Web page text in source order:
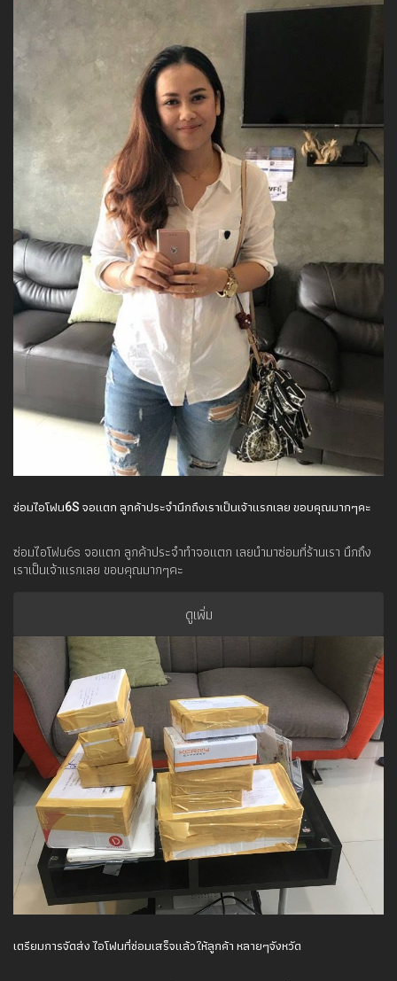
ซ่อมไอโฟน6S จอแตก ลูกค้าประจำนึกถึงเราเป็นเจ้าแรกเลย ขอบคุณมากๆคะ
ซ่อมไอโฟน6s จอแตก ลูกค้าประจำทำจอแตก เลยนำมาซ่อมที่ร้านเรา นึกถึง
เราเป็นเจ้าแรกเลย ขอบคุณมากๆคะ
ดูเพิ่ม
เตรียมการจัดส่ง ไอโฟนที่ซ่อมเสร็จแล้วให้ลูกค้า หลายๆจังหวัด